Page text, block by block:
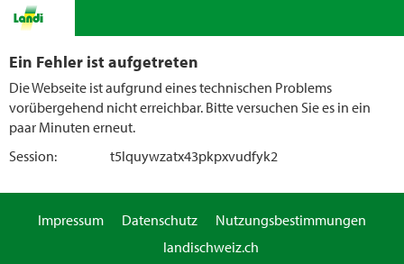
Ein Fehler ist aufgetreten
Die Webseite ist aufgrund eines technischen Problems
vorübergehend nicht erreichbar. Bitte versuchen Sie es in ein
paar Minuten erneut.
Session:
t5lquywzatx43pkpxvudfyk2
Impressum Datenschutz
Nutzungsbestimmungen
landischweiz.ch